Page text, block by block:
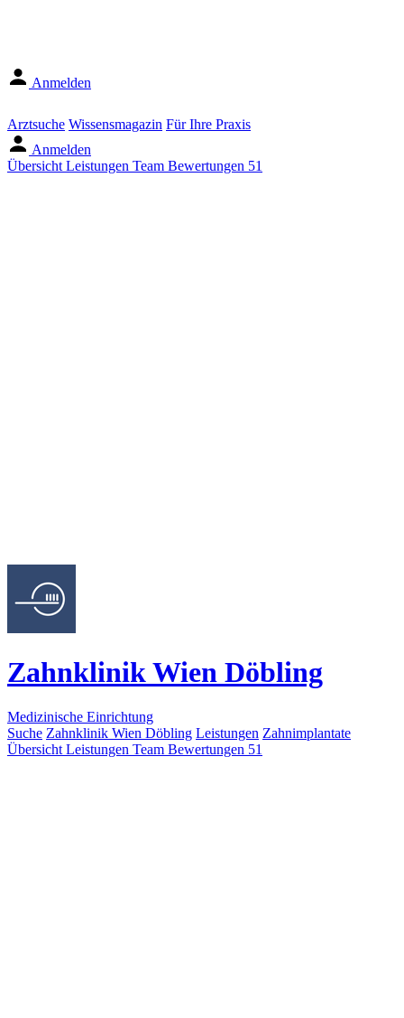
Anmelden
Arztsuche Wissensmagazin Für Ihre Praxis
Anmelden
Übersicht Leistungen Team Bewertungen 51
Zahnklinik Wien Döbling
Medizinische Einrichtung
Suche Zahnklinik Wien Döbling Leistungen Zahnimplantate
Übersicht Leistungen Team Bewertungen 51